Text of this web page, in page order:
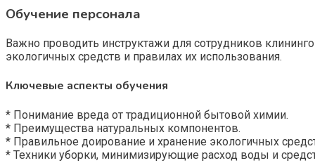
Обучение персонала
Важно проводить инструктажи для сотрудников
экологичных средств и правилах их использования.
Ключевые аспекты обучения
* Понимание вреда от традиционной бытовой химии.
* Преимущества натуральных компонентов.
* Правильное доирование и хранение экологичных
* Техники уборки, минимизирующие расход воды и